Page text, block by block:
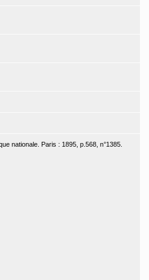
nationale. Paris : 1895, p.568, n°1385.